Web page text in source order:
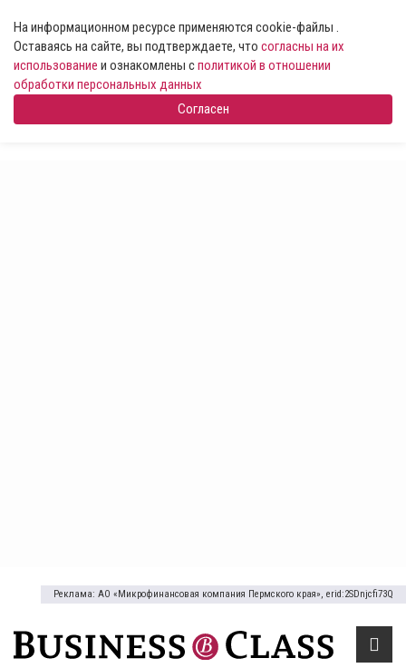
На информационном ресурсе применяются cookie-файлы .
Оставаясь на сайте, вы подтверждаете, что согласны на их
использование и ознакомлены сполитикой в отношении
обработки персональных данных
Согласен
Реклама: АО «Микрофинансовая компания Пермского края», erid:2SDnjcfi73Q